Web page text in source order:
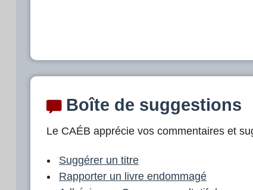
Boîte de suggestions
Le CAÉB apprécie vos commentaires et
Suggérer un titre
Rapporter un livre endommagé